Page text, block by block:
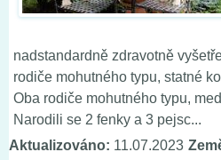
nadstandardně zdravotně
rodiče mohutného typu, statné
Oba rodiče mohutného typu,
Narodili se 2 fenky a 3 pejsc...
Aktualizováno: 11.07.2023